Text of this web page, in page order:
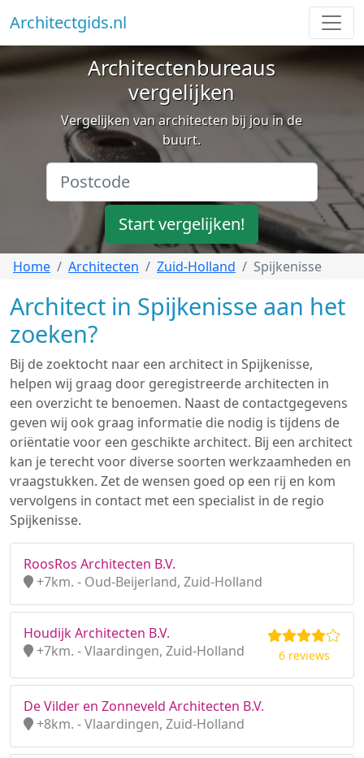
Architectgids.nl
Architectenbureaus
vergelijken
Vergelijken van architecten bij jou in de
buurt.
Start vergelijken!
Home Architecten Zuid-Holland Spijkenisse
Architect in Spijkenisse aan het
zoeken?
Bij de zoektocht naar een architect in Spijkenisse,
helpen wij graag door geregistreerde architecten in
een overzicht te benoemen. Naast de contactgegevens
geven wij ook graag informatie die nodig is tijdens de
oriëntatie voor een geschikte architect. Bij een architect
kan je terecht voor diverse soorten werkzaamheden en
vraagstukken. Zet de wensen goed op een rij en kom
vervolgens in contact met een specialist in de regio
Spijkenisse.
RoosRos Architecten B.V.
+7km. - Oud-Beijerland, Zuid-Holland
Houdijk Architecten B.V.
+7km. - Vlaardingen, Zuid-Holland
6 reviews
De Vilder en Zonneveld Architecten B.V.
+8km. - Vlaardingen, Zuid-Holland